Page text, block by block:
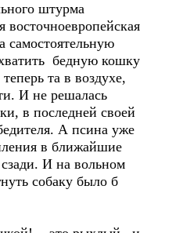
штурма
восточноевропейская
самостоятельную
бедную кошку
та в воздухе,
И не решалась
в последней своей
А псина уже
в ближайшие
И на вольном
собаку было б